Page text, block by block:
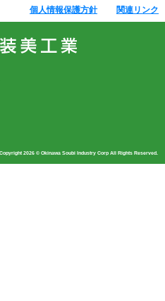
個人情報保護方針 関連リンク
Copyright 2026 © Okinawa Soubi Industry Corp All Rights Reserved.